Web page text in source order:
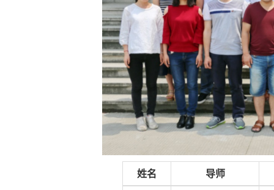
姓名 导师